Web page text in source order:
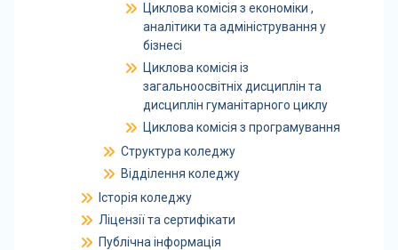
Циклова комісія з економіки ,
аналітики та адміністрування у
бізнесі
Циклова комісія із
загальноосвітніх дисциплін та
дисциплін гуманітарного циклу
Циклова комісія з програмування
Структура коледжу
Відділення коледжу
Історія коледжу
Ліцензії та сертифікати
Публічна інформація